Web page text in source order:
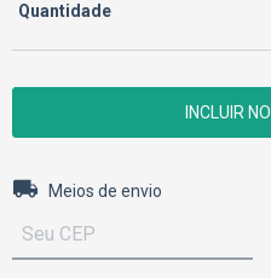
Quantidade
Entregas para o CEP:
Meios de envio